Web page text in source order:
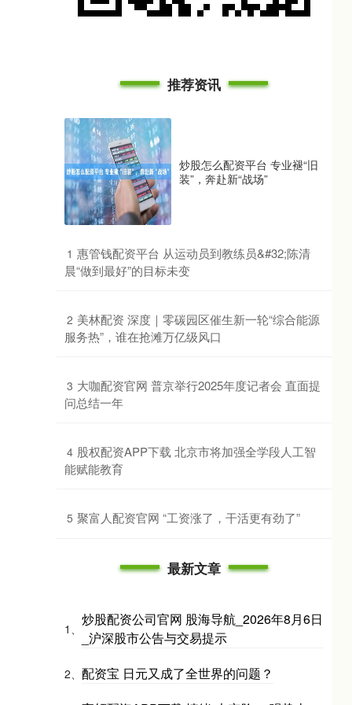
推荐资讯
炒股怎么配资平台 专业褪“旧
装”，奔赴新“战场”
1 ​惠管钱配资平台 从运动员到教练员&#32;陈清
晨“做到最好”的目标未变
2 ​美林配资 深度｜零碳园区催生新一轮“综合能源
服务热”，谁在抢滩万亿级风口
3 ​大咖配资官网 普京举行2025年度记者会 直面提
问总结一年
4 ​股权配资APP下载 北京市将加强全学段人工智
能赋能教育
5 ​聚富人配资官网 “工资涨了，干活更有劲了”
最新文章
1、
炒股配资公司官网 股海导航_2026年8月6日
_沪深股市公告与交易提示
2、 配资宝 日元又成了全世界的问题？